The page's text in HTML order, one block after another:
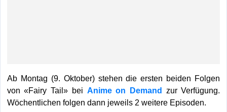
Ab Montag (9. Oktober) stehen die ersten beiden Folgen
von «Fairy Tail» bei Anime on Demand zur Verfügung.
Wöchentlichen folgen dann jeweils 2 weitere Episoden.